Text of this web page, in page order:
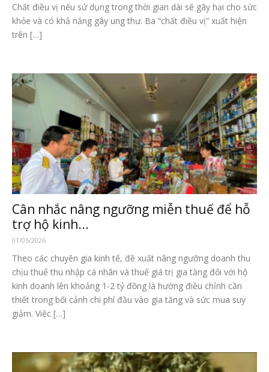
Chất điều vị nếu sử dụng trong thời gian dài sẽ gây hại cho sức
khỏe và có khả năng gây ung thư. Ba “chất điều vị” xuất hiện
trên […]
Cân nhắc nâng ngưỡng miễn thuế để hỗ
trợ hộ kinh...
01/05/2026
Theo các chuyên gia kinh tế, đề xuất nâng ngưỡng doanh thu
chịu thuế thu nhập cá nhân và thuế giá trị gia tăng đối với hộ
kinh doanh lên khoảng 1-2 tỷ đồng là hướng điều chỉnh cần
thiết trong bối cảnh chi phí đầu vào gia tăng và sức mua suy
giảm. Việc […]